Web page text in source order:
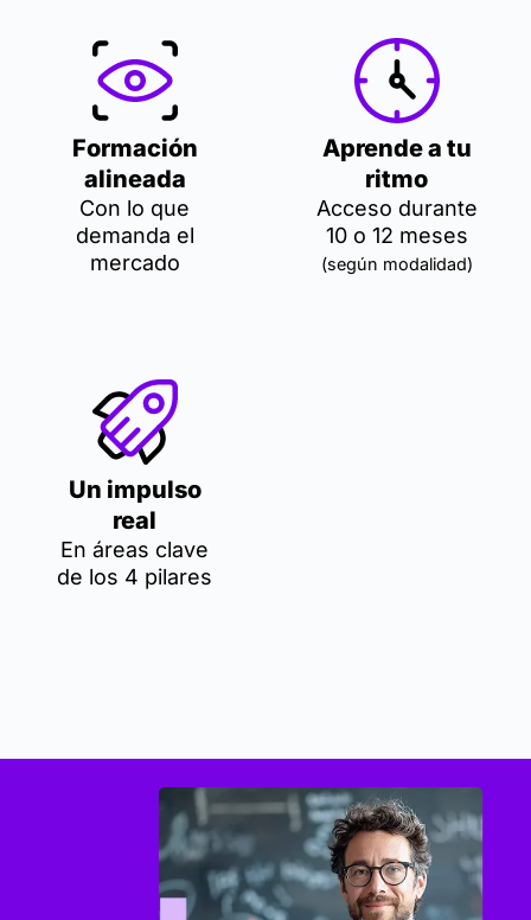
Formación
alineada
Con lo que
demanda el
mercado
Aprende a tu
ritmo
Acceso durante
10 o 12 meses
(según modalidad)
Un impulso
real
En áreas clave
de los 4 pilares